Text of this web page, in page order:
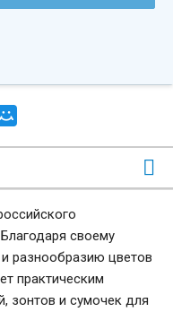
своему
разнообразию цветов
практическим
зонтов и сумочек для